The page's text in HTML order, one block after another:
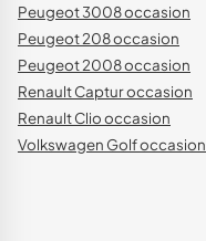
Peugeot 3008 occasion
Peugeot 208 occasion
Peugeot 2008 occasion
Renault Captur occasion
Renault Clio occasion
Volkswagen Golf occasion